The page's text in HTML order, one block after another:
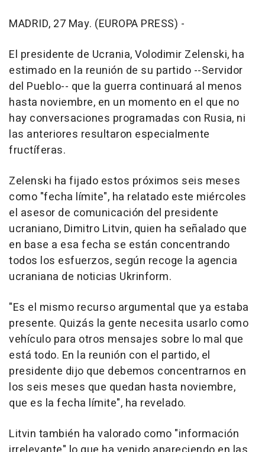
MADRID, 27 May. (EUROPA PRESS) -
El presidente de Ucrania, Volodimir Zelenski, ha
estimado en la reunión de su partido --Servidor
del Pueblo-- que la guerra continuará al menos
hasta noviembre, en un momento en el que no
hay conversaciones programadas con Rusia, ni
las anteriores resultaron especialmente
fructíferas.
Zelenski ha fijado estos próximos seis meses
como "fecha límite", ha relatado este miércoles
el asesor de comunicación del presidente
ucraniano, Dimitro Litvin, quien ha señalado que
en base a esa fecha se están concentrando
todos los esfuerzos, según recoge la agencia
ucraniana de noticias Ukrinform.
"Es el mismo recurso argumental que ya estaba
presente. Quizás la gente necesita usarlo como
vehículo para otros mensajes sobre lo mal que
está todo. En la reunión con el partido, el
presidente dijo que debemos concentrarnos en
los seis meses que quedan hasta noviembre,
que es la fecha límite", ha revelado.
Litvin también ha valorado como "información